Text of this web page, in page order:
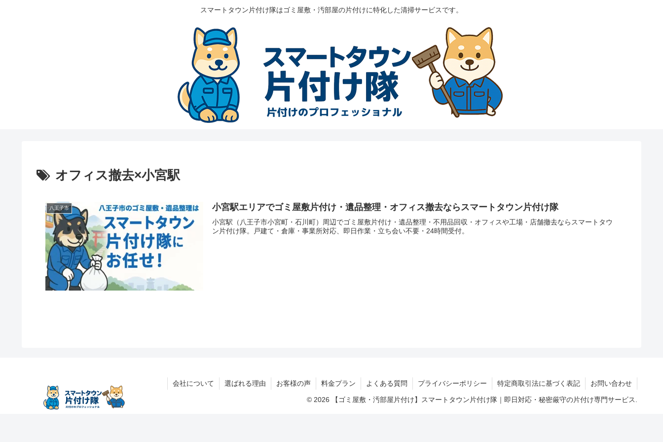
スマートタウン片付け隊はゴミ屋敷・汚部屋の片付けに特化した清掃サービスです。
オフィス撤去×小宮駅
八王子市 小宮駅エリアでゴミ屋敷片付け・遺品整理・オフィス撤去ならスマートタウン片付け隊
小宮駅（八王子市小宮町・石川町）周辺でゴミ屋敷片付け・遺品整理・不用品回収・オフィスや工場・店舗撤去ならスマートタウ
ン片付け隊。戸建て・倉庫・事業所対応、即日作業・立ち会い不要・24時間受付。
会社について 選ばれる理由 お客様の声 料金プラン よくある質問 プライバシーポリシー 特定商取引法に基づく表記 お問い合わせ
© 2026 【ゴミ屋敷・汚部屋片付け】スマートタウン片付け隊｜即日対応・秘密厳守の片付け専門サービス.